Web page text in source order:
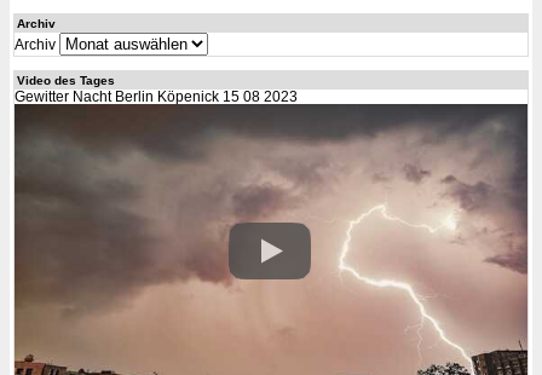
Archiv
Archiv
Video des Tages
Gewitter Nacht Berlin Köpenick 15 08 2023